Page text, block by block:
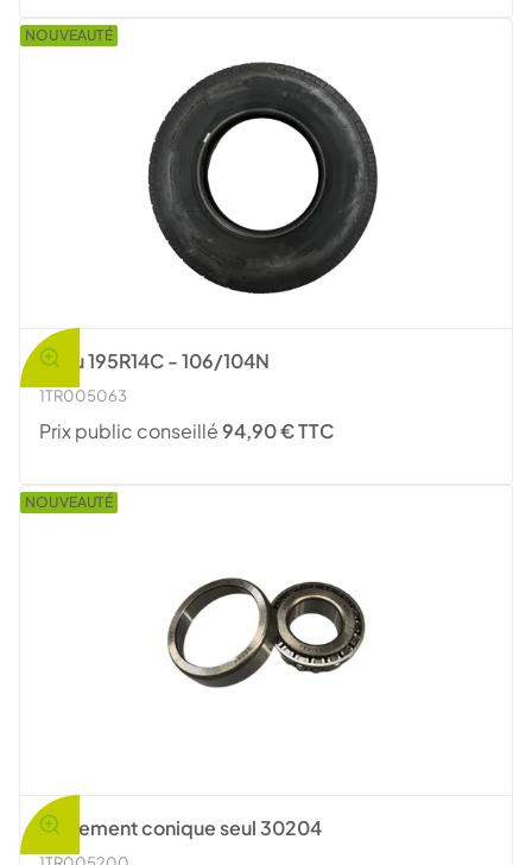
Pneu 195R14C - 106/104N
1TR005063
Prix public conseillé94,90 € TTC
NOUVEAUTÉ
Roulement conique seul 30204
NOUVEAUTÉ